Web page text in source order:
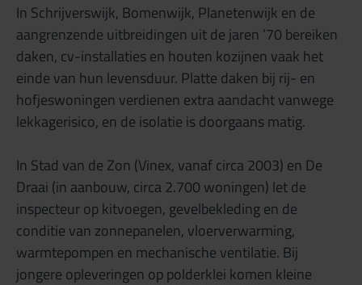
In Schrijverswijk, Bomenwijk, Planetenwijk en de
aangrenzende uitbreidingen uit de jaren ’70 bereiken
daken, cv-installaties en houten kozijnen vaak het
einde van hun levensduur. Platte daken bij rij- en
hofjeswoningen verdienen extra aandacht vanwege
lekkagerisico, en de isolatie is doorgaans matig.
In Stad van de Zon (Vinex, vanaf circa 2003) en De
Draai (in aanbouw, circa 2.700 woningen) let de
inspecteur op kitvoegen, gevelbekleding en de
conditie van zonnepanelen, vloerverwarming,
warmtepompen en mechanische ventilatie. Bij
jongere opleveringen op polderklei komen kleine